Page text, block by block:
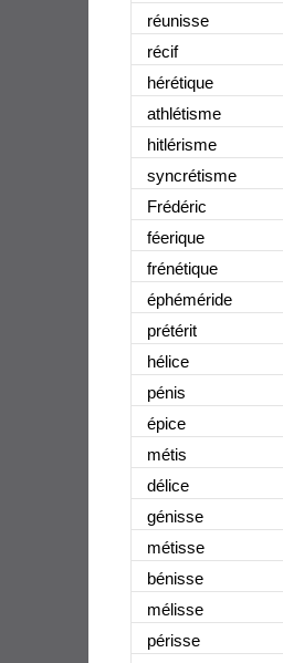
réunisse
récif
hérétique
athlétisme
hitlérisme
syncrétisme
Frédéric
féerique
frénétique
éphéméride
prétérit
hélice
pénis
épice
métis
délice
génisse
métisse
bénisse
mélisse
périsse